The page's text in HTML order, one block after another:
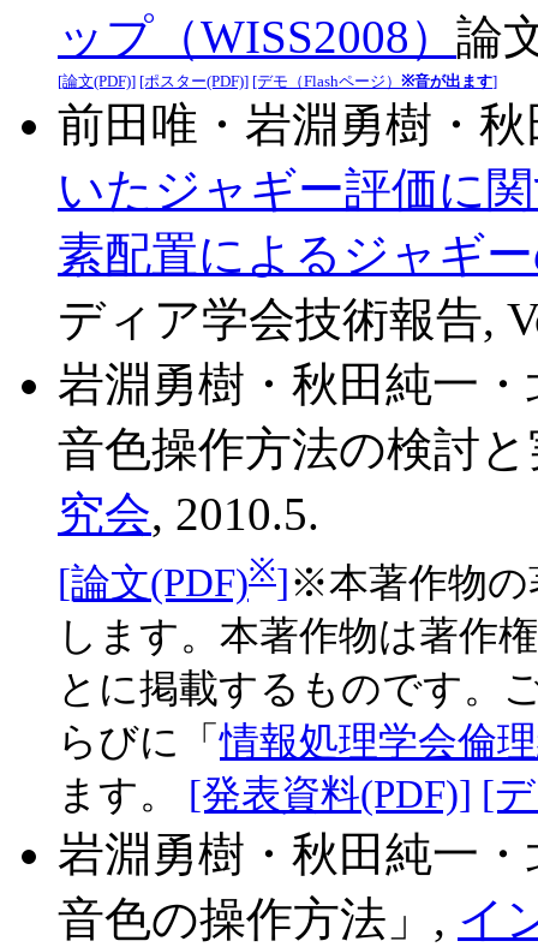
ップ（WISS2008） 論
[論文(PDF)] [ポスター(PDF)] [デモ（Flashページ） ※音が出ます]
前田唯・岩淵勇樹・
いたジャギー評価に
素配置によるジャギ
ディア学会技術報告,
岩淵勇樹・秋田純一
音色操作方法の検討
究会, 2010.5.
[論文(PDF)※]※本著作物の
します。本著作物は著作
とに掲載するものです。
らびに「情報処理学会倫
ます。 [発表資料(PDF)] [
岩淵勇樹・秋田純一
音色の操作方法」, イ